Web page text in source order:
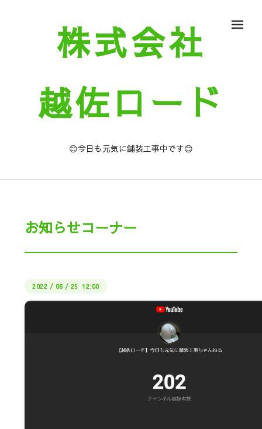
株式会社
越佐ロード
😊今日も元気に舗装工事中です😊
お知らせコーナー
2022 / 06/ 25 12:00